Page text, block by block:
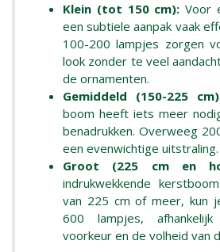
Klein (tot 150 cm): Voor
een subtiele aanpak vaak
100-200 lampjes zorgen
look zonder te veel
de ornamenten.
Gemiddeld (150-225 cm)
boom heeft iets meer
benadrukken. Overweeg
een evenwichtige uitstraling.
Groot (225 cm en
indrukwekkende
van 225 cm of meer, kun
600 lampjes,
voorkeur en de volheid van